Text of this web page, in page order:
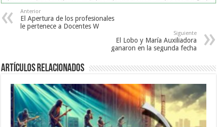
Anterior
El Apertura de los profesionales
le pertenece a Docentes W
Siguiente
El Lobo y María Auxiliadora
ganaron en la segunda fecha
Artículos Relacionados